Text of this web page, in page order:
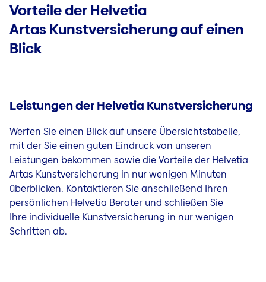
Vorteile der Helvetia
Artas Kunstversicherung auf einen
Blick
Leistungen der Helvetia Kunstversicherung
Werfen Sie einen Blick auf unsere Übersichtstabelle,
mit der Sie einen guten Eindruck von unseren
Leistungen bekommen sowie die Vorteile der Helvetia
Artas Kunstversicherung in nur wenigen Minuten
überblicken. Kontaktieren Sie anschließend Ihren
persönlichen Helvetia Berater und schließen Sie
Ihre individuelle Kunstversicherung in nur wenigen
Schritten ab.